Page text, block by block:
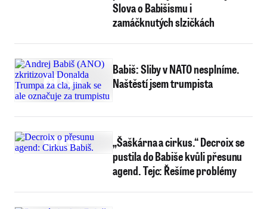
Slova o Babišismu i
zamáčknutých slzičkách
Babiš: Sliby v NATO nesplníme.
Naštěstí jsem trumpista
„Šaškárna a cirkus.“ Decroix se
pustila do Babiše kvůli přesunu
agend. Tejc: Řešíme problémy